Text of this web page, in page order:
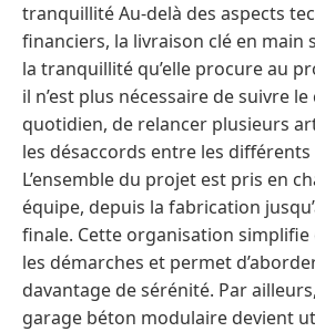
tranquillité Au-delà des aspects
financiers, la livraison clé en
la tranquillité qu’elle procure au
il n’est plus nécessaire de suivre
quotidien, de relancer plusieurs
les désaccords entre les
L’ensemble du projet est pris en
équipe, depuis la fabrication
finale. Cette organisation
les démarches et permet
davantage de sérénité. Par
garage béton modulaire devient